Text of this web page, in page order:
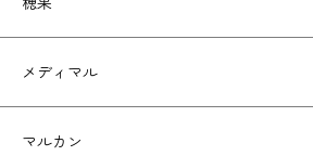
メディマル
マルカン